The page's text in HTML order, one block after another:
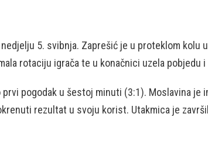
5. svibnja. Zaprešić je u proteklom
rotaciju igrača te u konačnici uzela pobjedu
pogodak u šestoj minuti (3:1). Moslavina
rezultat u svoju korist. Utakmica je